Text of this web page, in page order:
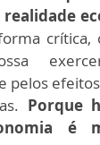
realidade
crítica,
pelos
Porque
é